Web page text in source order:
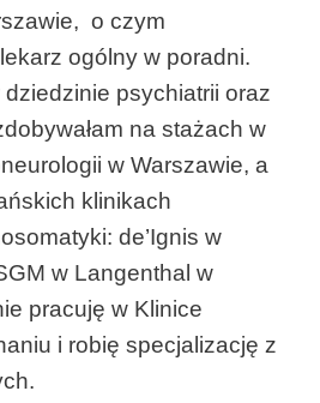
o czym
ogólny w poradni.
psychiatrii oraz
na stażach w
w Warszawie, a
klinikach
de’Ignis w
w Langenthal w
pracuję w Klinice
i robię specjalizację z